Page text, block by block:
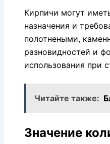
Кирпичи могут
назначения и
полотнеными,
разновидностей и
использования при
Читайте также:
Значение